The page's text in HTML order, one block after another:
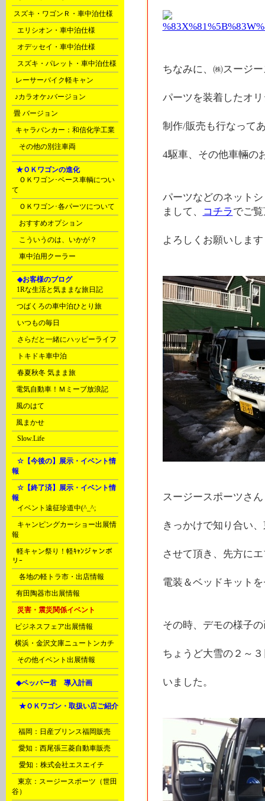
スズキ・ワゴンＲ・車中泊仕様
エリシオン・車中泊仕様
オデッセイ・車中泊仕様
スズキ・パレット・車中泊仕様
レーサーバイク軽キャン
♪カラオケ♪バージョン
畳 バージョン
キャラバンカー：和信化学工業
その他の別注車両
★ＯＫワゴンの進化
ＯＫワゴン･ベース車輌につい
て
ＯＫワゴン･各パーツについて
おすすめオプション
こういうのは、いかが？
車中泊用クーラー
◆お客様のブログ
1Rな生活と気ままな旅日記
つばくろの車中泊ひとり旅
いつもの毎日
さらだと一緒にハッピーライフ
トキドキ車中泊
春夏秋冬 気まま旅
電気自動車！Ｍミーブ放浪記
風のはて
風まかせ
Slow.Life
☆【今後の】展示・イベント情
報
☆【終了済】展示・イベント情
報
イベント遠征珍道中(^_^;
キャンピングカーショー出展情
報
軽キャン祭り！軽ｷｬﾝジャンボ
リｰ
各地の軽トラ市・出店情報
有田陶器市出展情報
災害・震災関係イベント
ビジネスフェア出展情報
横浜・金沢文庫ニュートンカチ
その他イベント出展情報
◆ペッパー君 導入計画
★ＯＫワゴン・取扱い店ご紹介
福岡：日産プリンス福岡販売
愛知：西尾張三菱自動車販売
愛知：株式会社エスエイチ
東京：スージースポーツ（世田
谷）
ちなみに、㈱スージ
パーツを装着したオ
制作/販売も行なって
4駆車、その他車輛の
パーツなどのネット
まして、
コチラ でご
よろしくお願いしま
スージースポーツさ
きっかけで知り合い
させて頂き、先方に
電装＆ベッドキット
その時、デモの様子
ちょうど大雪の２～
いました。